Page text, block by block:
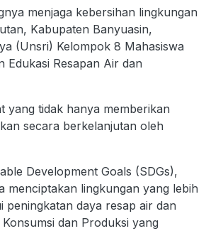
menjaga kebersihan lingkungan
Kabupaten Banyuasin,
(Unsri) Kelompok 8 Mahasiswa
Edukasi Resapan Air dan
yang tidak hanya memberikan
secara berkelanjutan oleh
Development Goals (SDGs),
menciptakan lingkungan yang lebih
peningkatan daya resap air dan
dan Produksi yang